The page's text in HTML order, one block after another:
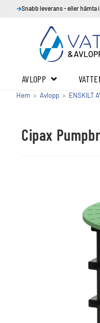
Snabb leverans - eller hämta
AVLOPP
Hem > Avlopp > ENSKILT
Cipax